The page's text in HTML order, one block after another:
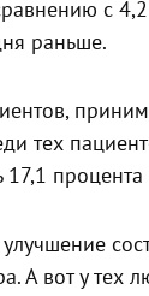
с
раньше.
тех
вот у тех